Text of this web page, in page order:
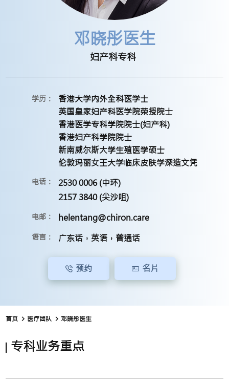
邓晓彤医生
妇产科专科
学历：
香港大学内外全科医学士
英国皇家妇产科医学院荣授院士
香港医学专科学院院士(妇产科)
香港妇产科学院院士
新南威尔斯大学生殖医学硕士
伦敦玛丽女王大学临床皮肤学深造文凭
电话：
2530 0006 (中环)
2157 3840 (尖沙咀)
电邮： helentang@chiron.care
语言： 广东话，英语，普通话
预约 名片
首页 医疗团队 邓晓彤医生
专科业务重点